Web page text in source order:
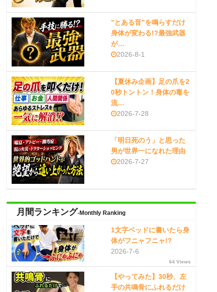
”とある音”を鳴らすだけ
身体が変わる!?最強武器
が…
2026-8-1
【夏休み企画】足の爪を2
0秒トントン！身体の毒を
流…
2026-7-28
「明日死のう」と思った
男が世界一になれた理由
2026-7-27
月間ランキング-Monthly Ranking
1文字ベッドに書いたら身
体がフニャフニャ!?
2026-7-6
64 Views
【やってみた】30秒、左
手の共鳴骨にふれるだけ